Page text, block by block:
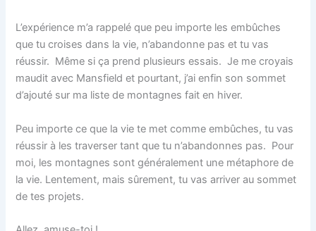
L’expérience m’a rappelé que peu importe les embûches
que tu croises dans la vie, n’abandonne pas et tu vas
réussir. Même si ça prend plusieurs essais. Je me croyais
maudit avec Mansfield et pourtant, j’ai enfin son sommet
d’ajouté sur ma liste de montagnes fait en hiver.
Peu importe ce que la vie te met comme embûches, tu vas
réussir à les traverser tant que tu n’abandonnes pas. Pour
moi, les montagnes sont généralement une métaphore de
la vie. Lentement, mais sûrement, tu vas arriver au sommet
de tes projets.